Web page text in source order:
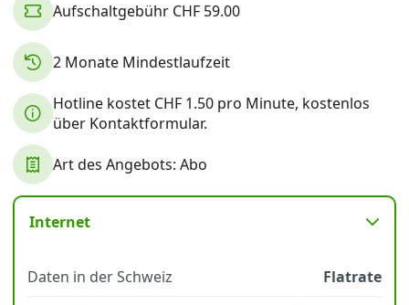
News
Forum
Über uns
Aufschaltgebühr CHF 59.00
2 Monate Mindestlaufzeit
Hotline kostet CHF 1.50 pro Minute, kostenlos
über Kontaktformular.
Art des Angebots: Abo
Internet
Daten in der Schweiz
Flatrate